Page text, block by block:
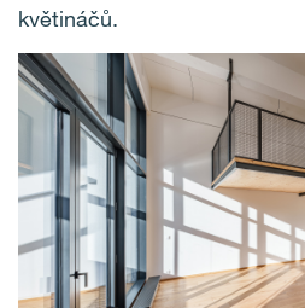
květináčů.